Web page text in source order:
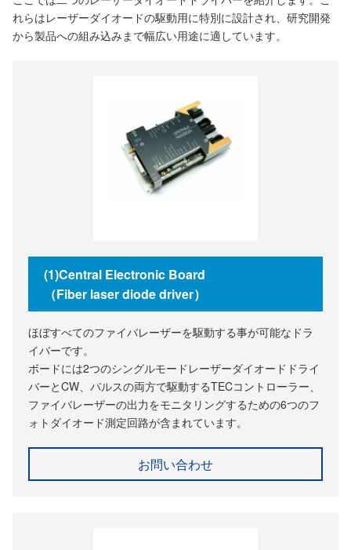
れらはレーザーダイオードの駆動用に特別に設計され、研究開発
から製品への組み込みまで幅広い用途に適しています。
(1)Central Electronic Board
（Fiber laser diode driver）
ほぼすべてのファイバレーザーを駆動する事が可能なドラ
イバーです。
ボードには2つのシングルモードレーザーダイオードドライ
バーとCW、パルスの両方で駆動するTECコントローラー、
ファイバレーザーの出力をモニタリングするための6つのフ
ォトダイオード測定回路が含まれています。
お問い合わせ